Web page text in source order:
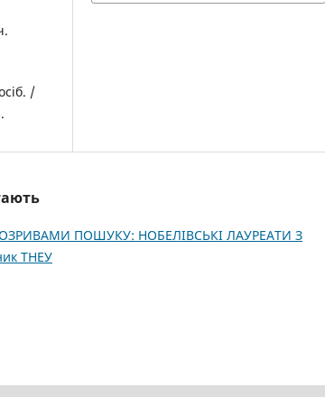
/
ПОШУКУ: НОБЕЛІВСЬКІ ЛАУРЕАТИ З
ТНЕУ